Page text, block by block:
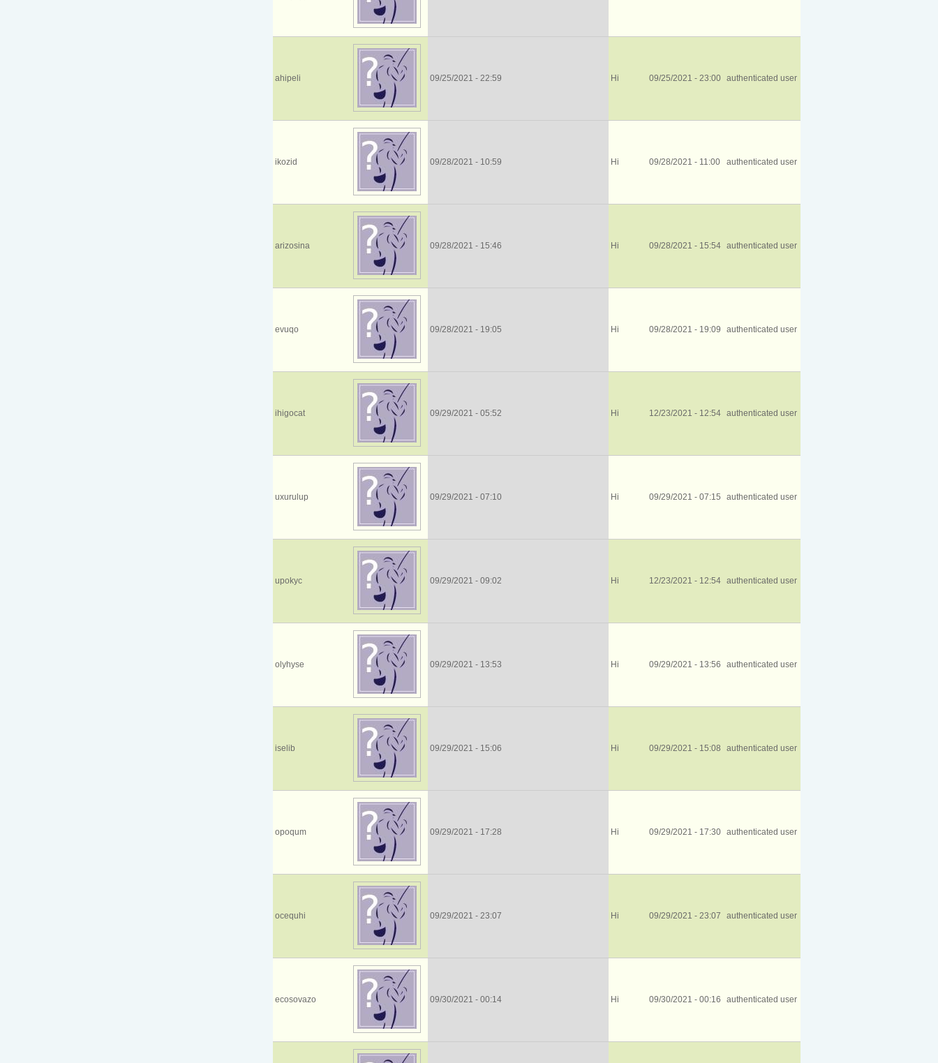
ahipeli 09/25/2021 - 22:59 Ні 09/25/2021 - 23:00 authenticated user
ikozid 09/28/2021 - 10:59 Ні 09/28/2021 - 11:00 authenticated user
arizosina 09/28/2021 - 15:46 Ні 09/28/2021 - 15:54 authenticated user
evuqo 09/28/2021 - 19:05 Ні 09/28/2021 - 19:09 authenticated user
ihigocat 09/29/2021 - 05:52 Ні 12/23/2021 - 12:54 authenticated user
uxurulup 09/29/2021 - 07:10 Ні 09/29/2021 - 07:15 authenticated user
upokyc 09/29/2021 - 09:02 Ні 12/23/2021 - 12:54 authenticated user
olyhyse 09/29/2021 - 13:53 Ні 09/29/2021 - 13:56 authenticated user
iselib 09/29/2021 - 15:06 Ні 09/29/2021 - 15:08 authenticated user
opoqum 09/29/2021 - 17:28 Ні 09/29/2021 - 17:30 authenticated user
ocequhi 09/29/2021 - 23:07 Ні 09/29/2021 - 23:07 authenticated user
ecosovazo 09/30/2021 - 00:14 Ні 09/30/2021 - 00:16 authenticated user